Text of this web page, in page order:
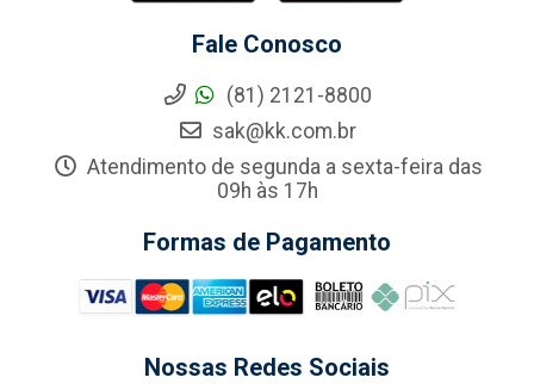
Fale Conosco
(81) 2121-8800
sak@kk.com.br
Atendimento de segunda a sexta-feira das
09h às 17h
Formas de Pagamento
Nossas Redes Sociais